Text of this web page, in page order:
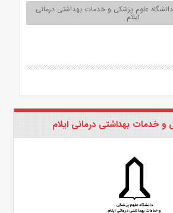
علوم پزشکی و خدمات بهداشتی درمانی
ایلام
و خدمات بهداشتی درمانی ایلام